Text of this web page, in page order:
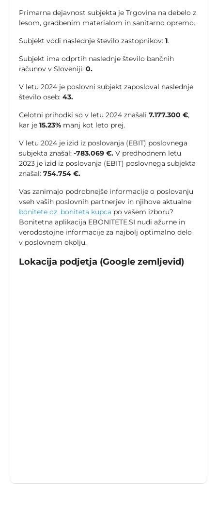
Primarna dejavnost subjekta je Trgovina na debelo z
lesom, gradbenim materialom in sanitarno opremo.
Subjekt vodi naslednje število zastopnikov: 1.
Subjekt ima odprtih naslednje število bančnih
računov v Sloveniji: 0.
V letu 2024 je poslovni subjekt zaposloval naslednje
število oseb: 43.
Celotni prihodki so v letu 2024 znašali 7.177.300 €,
kar je 15.23% manj kot leto prej.
V letu 2024 je izid iz poslovanja (EBIT) poslovnega
subjekta znašal: -783.069 €. V predhodnem letu
2023 je izid iz poslovanja (EBIT) poslovnega subjekta
znašal: 754.754 €.
Vas zanimajo podrobnejše informacije o poslovanju
vseh vaših poslovnih partnerjev in njihove aktualne
bonitete oz. boniteta kupca po vašem izboru?
Bonitetna aplikacija EBONITETE.SI nudi ažurne in
verodostojne informacije za najbolj optimalno delo
v poslovnem okolju.
Lokacija podjetja (Google zemljevid)